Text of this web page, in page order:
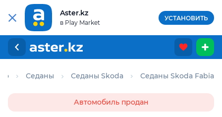
Aster.kz
в Play Market
УСТАНОВИТЬ
Седаны Седаны Skoda Седаны Skoda Fabia
Автомобиль продан